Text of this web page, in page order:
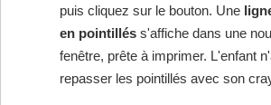
puis cliquez sur le bouton. Une
en pointilléss'affiche dans une
fenêtre, prête à imprimer. L'enfant
repasser les pointillés avec son